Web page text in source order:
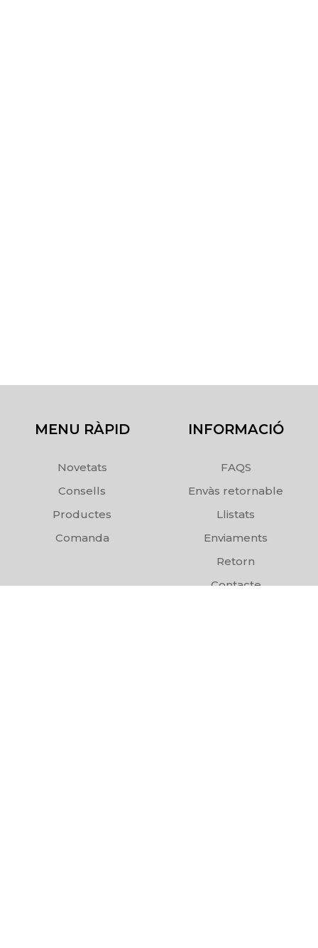
MENU RÀPID
Novetats
Consells
Productes
Comanda
INFORMACIÓ
FAQS
Envàs retornable
Llistats
Enviaments
Retorn
Contacte